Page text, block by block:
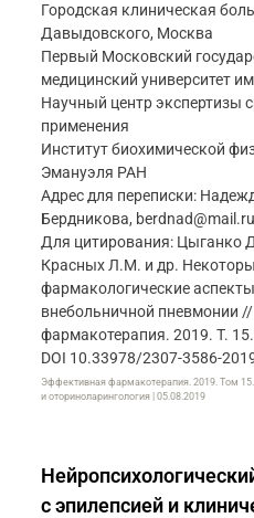
Городская клиническая
Давыдовского, Москва
Первый Московский
медицинский университет
Научный центр экспертизы
применения
Институт биохимической
Эмануэля РАН
Адрес для переписки:
Бердникова, berdnad@mail.ru
Для цитирования: Цыганко
Красных Л.М. и др.
фармакологические
внебольничной пневмонии
фармакотерапия. 2019. Т.
DOI 10.33978/2307-3586-
Эффективная фармакотерапия. 2019. Том
и оториноларингология | 05.08.2019
с эпилепсией и